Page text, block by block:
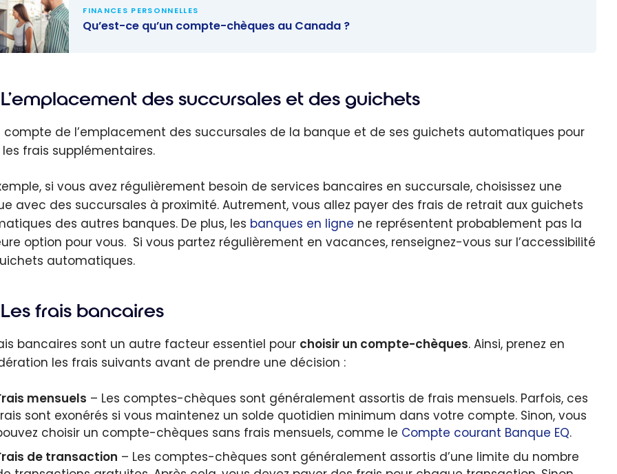
au
FINANCES PERSONNELLES
Qu’est-ce qu’un compte-chèques au Canada ?
L’emplacement des succursales et des guichets
compte de l’emplacement des succursales de la banque et de ses guichets automatiques pour
frais supplémentaires.
si vous avez régulièrement besoin de services bancaires en succursale, choisissez une
avec des succursales à proximité. Autrement, vous allez payer des frais de retrait aux guichets
des autres banques. De plus, les banques en ligne ne représentent probablement pas la
option pour vous. Si vous partez régulièrement en vacances, renseignez-vous sur l’accessibilité
automatiques.
Les frais bancaires
bancaires sont un autre facteur essentiel pour choisir un compte-chèques. Ainsi, prenez en
les frais suivants avant de prendre une décision :
mensuels – Les comptes-chèques sont généralement assortis de frais mensuels. Parfois, ces
sont exonérés si vous maintenez un solde quotidien minimum dans votre compte. Sinon, vous
choisir un compte-chèques sans frais mensuels, comme le Compte courant Banque EQ.
de transaction – Les comptes-chèques sont généralement assortis d’une limite du nombre